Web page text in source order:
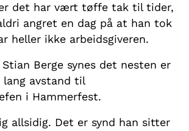
det har vært tøffe tak til tider,
angret en dag på at han tok
heller ikke arbeidsgiveren.
Berge synes det nesten er
avstand til
i Hammerfest.
allsidig. Det er synd han sitter